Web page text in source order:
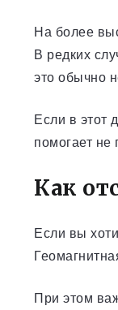
На более
В редких
это обычно
Если в этот
помогает
Как
Если вы
При этом